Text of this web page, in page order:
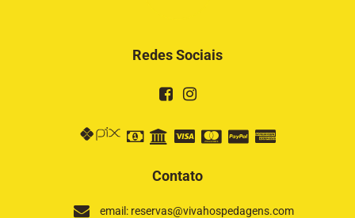
Redes Sociais
Contato
email: reservas@vivahospedagens.com